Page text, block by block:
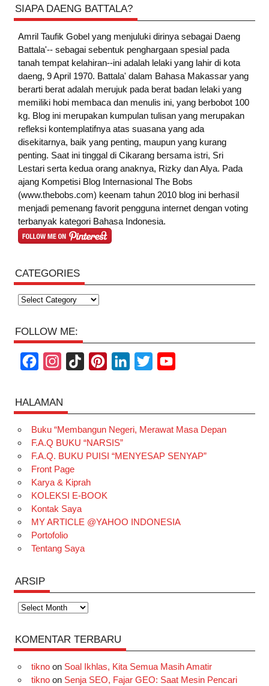
SIAPA DAENG BATTALA?
Amril Taufik Gobelyang menjuluki dirinya sebagai Daeng
Battala'-- sebagai sebentuk penghargaan spesial pada
tanah tempat kelahiran--ini adalah lelaki yang lahir di kota
daeng, 9 April 1970. Battala' dalam Bahasa Makassar yang
berarti berat adalah merujuk pada berat badan lelaki yang
memiliki hobi membaca dan menulis ini, yang berbobot 100
kg. Blog ini merupakan kumpulan tulisan yang merupakan
refleksi kontemplatifnya atas suasana yang ada
disekitarnya, baik yang penting, maupun yang kurang
penting. Saat ini tinggal di Cikarang bersama istri, Sri
Lestari serta kedua orang anaknya, Rizky dan Alya. Pada
ajang Kompetisi Blog Internasional The Bobs
(www.thebobs.com) keenam tahun 2010 blog ini berhasil
menjadi pemenang favorit pengguna internet dengan voting
terbanyak kategori Bahasa Indonesia.
CATEGORIES
Categories
FOLLOW ME:
c
e
b
o
o
k
s
t
a
g
r
a
m
T
o
k
t
e
r
k
e
d
t
t
e
T
u
b
HALAMAN
Buku “Membangun Negeri, Merawat Masa Depan
F.A.Q BUKU “NARSIS”
F.A.Q. BUKU PUISI “MENYESAP SENYAP”
Front Page
Karya & Kiprah
KOLEKSI E-BOOK
Kontak Saya
MY ARTICLE @YAHOO INDONESIA
Portofolio
Tentang Saya
ARSIP
Arsip
KOMENTAR TERBARU
tiknoon Soal Ikhlas, Kita Semua Masih Amatir
tiknoon Senja SEO, Fajar GEO: Saat Mesin Pencari